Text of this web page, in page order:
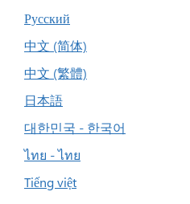
Русский
中文 (简体)
中文 (繁體)
日本語
대한민국 - 한국어
ไทย - ไทย
Tiếng việt